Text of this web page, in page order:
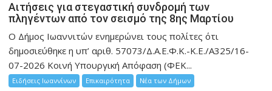
Αιτήσεις για στεγαστική συνδρομή των
πληγέντων από τον σεισμό της 8ης Μαρτίου
Ο Δήμος Ιωαννιτών ενημερώνει τους πολίτες ότι
δημοσιεύθηκε η υπ’ αριθ. 57073/Δ.Α.Ε.Φ.Κ.-Κ.Ε./Α325/16-
07-2026 Κοινή Υπουργική Απόφαση (ΦΕΚ...
Ειδήσεις Ιωαννίνων Επικαιρότητα Νέα των Δήμων